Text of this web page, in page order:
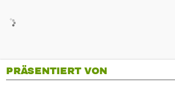
PRÄSENTIERT VON